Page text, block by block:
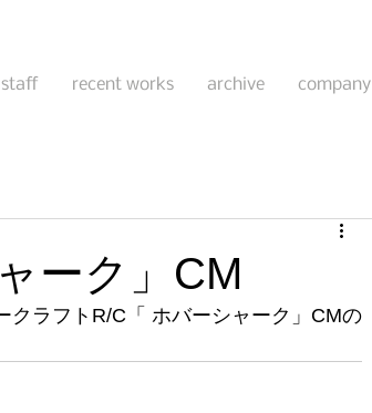
staff recent works archive company
ーク」CM
クラフトR/C「 ホバーシャーク」CMの